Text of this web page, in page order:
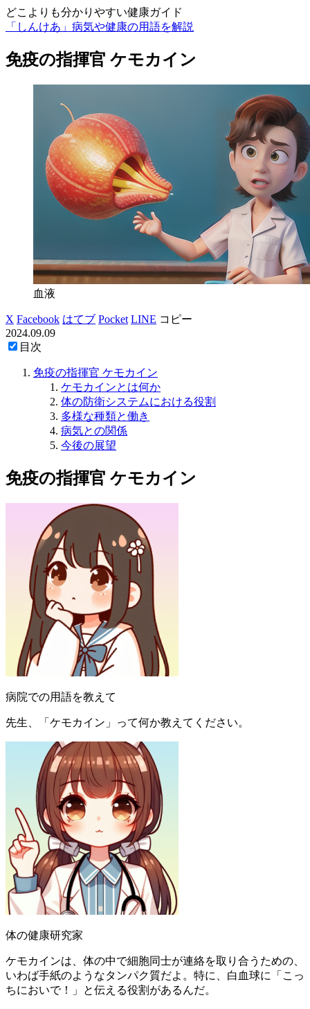
どこよりも分かりやすい健康ガイド
「しんけあ」病気や健康の用語を解説
免疫の指揮官 ケモカイン
血液
X Facebook はてブ Pocket LINE コピー
2024.09.09
目次
免疫の指揮官 ケモカイン
ケモカインとは何か
体の防衛システムにおける役割
多様な種類と働き
病気との関係
今後の展望
免疫の指揮官 ケモカイン
病院での用語を教えて
先生、「ケモカイン」って何か教えてください。
体の健康研究家
ケモカインは、体の中で細胞同士が連絡を取り合うための、
いわば手紙のようなタンパク質だよ。特に、白血球に「こっ
ちにおいで！」と伝える役割があるんだ。